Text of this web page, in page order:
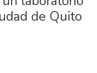
de Quito